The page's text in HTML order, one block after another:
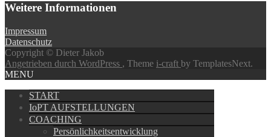
Weitere Informationen
Impressum
Datenschutz
Copyright © Dieter Jakob
Angetrieben durch WordPress , Theme i-craft by TemplatesNext.
MENU
START
IoPT AUFSTELLUNGEN
COACHING
Persönlichkeitsentwicklung